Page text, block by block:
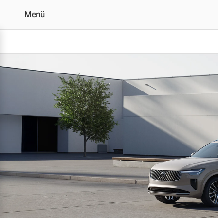
Jetzt Volvo
Menü
Vollelektrisch
6 Modelle
Plug-in Hybrid
3 Modelle